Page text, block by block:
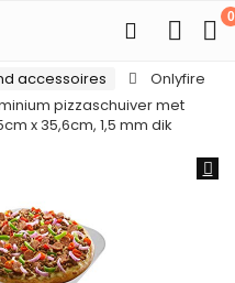
0
accessoires
Onlyfire
pizzaschuiver met
x 35,6cm, 1,5 mm dik